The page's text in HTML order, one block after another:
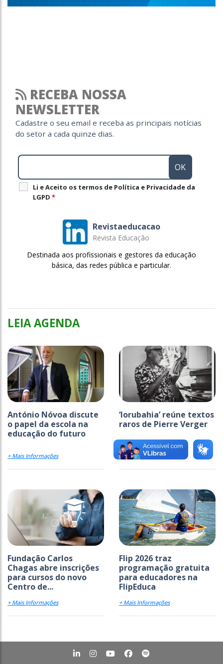
RECEBA NOSSA
NEWSLETTER
Cadastre o seu email e receba as principais notícias
do setor a cada quinze dias.
Li e Aceito os termos de Política e Privacidade da
LGPD *
Revistaeducacao
Revista Educação
Destinada aos profissionais e gestores da educação
básica, das redes pública e particular.
LEIA AGENDA
António Nóvoa discute
o papel da escola na
educação do futuro
+ Mais Informações
‘Iorubahia’ reúne textos
raros de Pierre Verger
+ Mais Informações
Fundação Carlos
Chagas abre inscrições
para cursos do novo
Centro de...
+ Mais Informações
Flip 2026 traz
programação gratuita
para educadores na
FlipEduca
+ Mais Informações